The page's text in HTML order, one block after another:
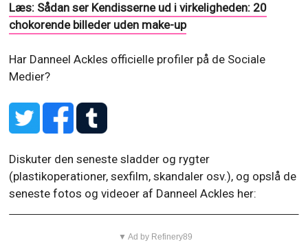
Læs: Sådan ser Kendisserne ud i virkeligheden: 20
chokorende billeder uden make-up
Har Danneel Ackles officielle profiler på de Sociale
Medier?
Diskuter den seneste sladder og rygter
(plastikoperationer, sexfilm, skandaler osv.), og opslå de
seneste fotos og videoer af Danneel Ackles her:
▼ Ad by Refinery89